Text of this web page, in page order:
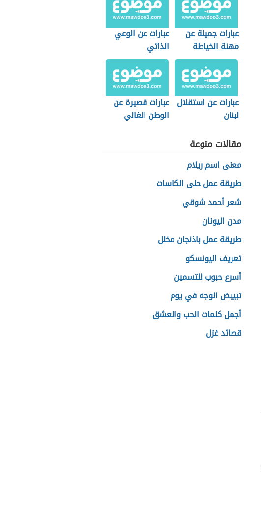
عبارات جميلة عن
مهنة الخياطة
عبارات عن الوعي
الذاتي
عبارات عن استقلال
لبنان
عبارات قصيرة عن
الوطن الغالي
مقالات منوعة
معنى اسم ريلام
طريقة عمل حلى الكاسات
شعر أحمد شوقي
مدن اليونان
طريقة عمل باذنجان مخلل
تعريف اليونسكو
أسرع حبوب للتسمين
تبييض الوجه في يوم
أجمل كلمات الحب والعشق
قصائد غزل